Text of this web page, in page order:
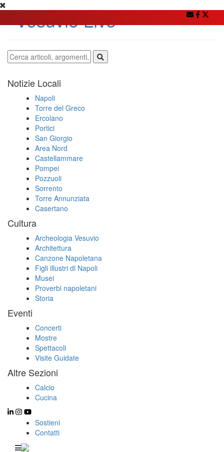
Notizie Locali
Napoli
Torre del Greco
Ercolano
Portici
San Giorgio
Area Nord
Castellammare
Pompei
Pozzuoli
Sorrento
Torre Annunziata
Casertano
Cultura
Archeologia Vesuvio
Architettura
Canzone Napoletana
Figli illustri di Napoli
Musei
Proverbi napoletani
Storia
Eventi
Concerti
Mostre
Spettacoli
Visite Guidate
Altre Sezioni
Calcio
Cucina
Sostieni
Contatti